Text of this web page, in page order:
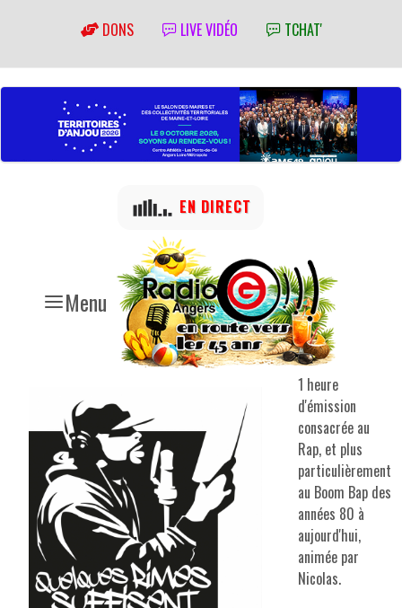
DONS LIVE VIDÉO TCHAT'
Menu
EN DIRECT
1 heure
d'émission
consacrée au
Rap, et plus
particulièrement
au Boom Bap des
années 80 à
aujourd'hui,
animée par
Nicolas.